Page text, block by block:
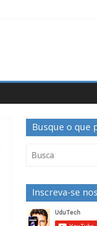
Busque o que
Inscreva-se